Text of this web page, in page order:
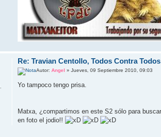
Re: Travian Centollo, Todos Contra Todos
Autor:Angel » Jueves, 09 Septiembre 2010, 09:03
Yo tampoco tengo prisa.
Matxa, ¿compartimos en este S2 sólo para
en foto el jodio!!